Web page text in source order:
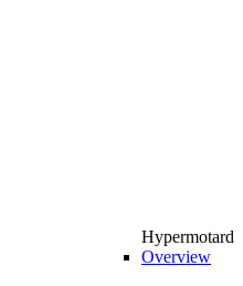
Hypermotard
Overview